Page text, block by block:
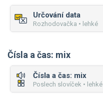
Určování data
Rozhodovačka • lehké
Čísla a čas: mix
Čísla a čas: mix
Poslech slovíček • lehké